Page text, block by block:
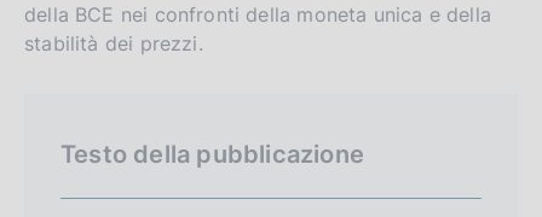
della BCE nei confronti della moneta unica e della
stabilità dei prezzi.
Testo della pubblicazione